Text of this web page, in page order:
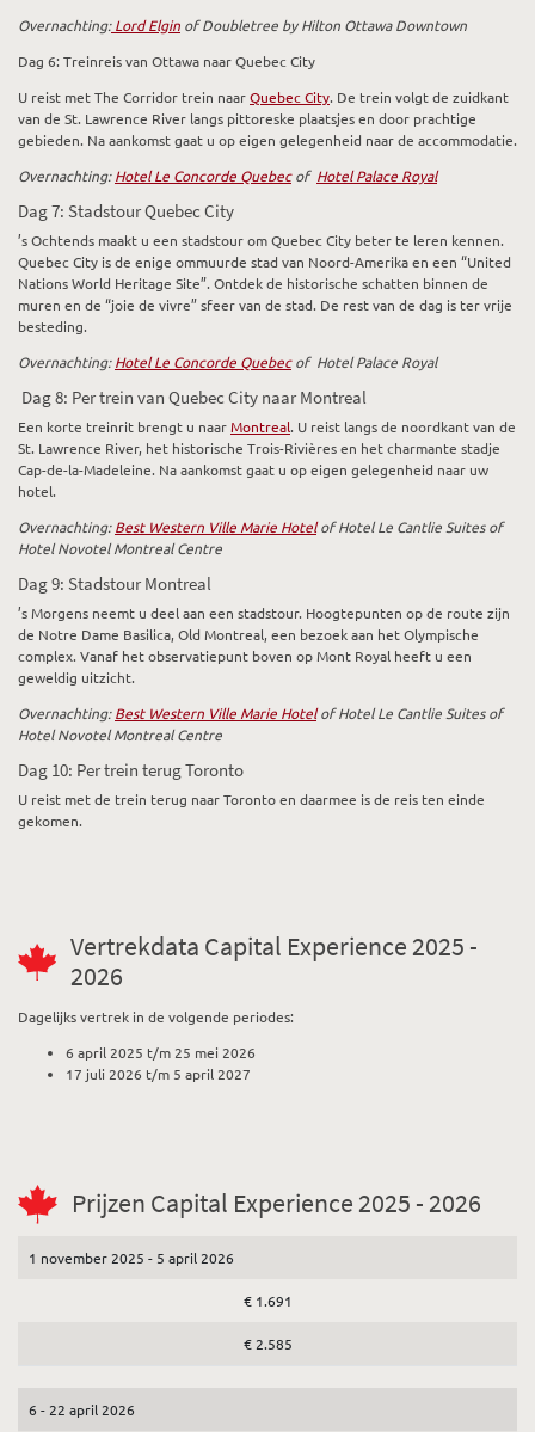
Overnachting:Lord Elgin of Doubletree by Hilton Ottawa Downtown
Dag 6: Treinreis van Ottawa naar Quebec City
U reist met The Corridor trein naarQuebec City. De trein volgt de zuidkant
van de St. Lawrence River langs pittoreske plaatsjes en door prachtige
gebieden. Na aankomst gaat u op eigen gelegenheid naar de accommodatie.
Overnachting:Hotel Le Concorde Quebecof Hotel Palace Royal
Dag 7: Stadstour Quebec City
’s Ochtends maakt u een stadstour om Quebec City beter te leren kennen.
Quebec City is de enige ommuurde stad van Noord-Amerika en een “United
Nations World Heritage Site”. Ontdek de historische schatten binnen de
muren en de “joie de vivre” sfeer van de stad. De rest van de dag is ter vrije
besteding.
Overnachting:Hotel Le Concorde Quebecof Hotel Palace Royal
Dag 8: Per trein van Quebec City naar Montreal
Een korte treinrit brengt u naarMontreal. U reist langs de noordkant van de
St. Lawrence River, het historische Trois-Rivières en het charmante stadje
Cap-de-la-Madeleine. Na aankomst gaat u op eigen gelegenheid naar uw
hotel.
Overnachting:Best Western Ville Marie Hotelof Hotel Le Cantlie Suites of
Hotel Novotel Montreal Centre
Dag 9: Stadstour Montreal
’s Morgens neemt u deel aan een stadstour. Hoogtepunten op de route zijn
de Notre Dame Basilica, Old Montreal, een bezoek aan het Olympische
complex. Vanaf het observatiepunt boven op Mont Royal heeft u een
geweldig uitzicht.
Overnachting:Best Western Ville Marie Hotelof Hotel Le Cantlie Suites of
Hotel Novotel Montreal Centre
Dag 10: Per trein terug Toronto
U reist met de trein terug naar Toronto en daarmee is de reis ten einde
gekomen.
Vertrekdata Capital Experience 2025 -
2026
Dagelijks vertrek in de volgende periodes:
6 april 2025 t/m 25 mei 2026
17 juli 2026 t/m 5 april 2027
Prijzen Capital Experience 2025 - 2026
1 november 2025 - 5 april 2026
€ 1.691
€ 2.585
6 - 22 april 2026